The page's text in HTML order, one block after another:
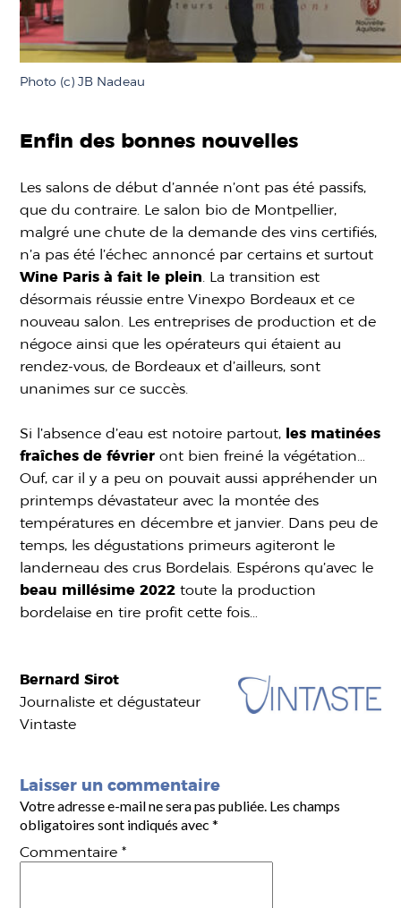
Photo (c) JB Nadeau
Enfin des bonnes nouvelles
Les salons de début d’année n’ont pas été passifs,
que du contraire. Le salon bio de Montpellier,
malgré une chute de la demande des vins certifiés,
n’a pas été l’échec annoncé par certains et surtout
Wine Paris à fait le plein. La transition est
désormais réussie entre Vinexpo Bordeaux et ce
nouveau salon. Les entreprises de production et de
négoce ainsi que les opérateurs qui étaient au
rendez-vous, de Bordeaux et d’ailleurs, sont
unanimes sur ce succès.
Si l’absence d’eau est notoire partout, les matinées
fraîches de février ont bien freiné la végétation…
Ouf, car il y a peu on pouvait aussi appréhender un
printemps dévastateur avec la montée des
températures en décembre et janvier. Dans peu de
temps, les dégustations primeurs agiteront le
landerneau des crus Bordelais. Espérons qu’avec le
beau millésime 2022 toute la production
bordelaise en tire profit cette fois…
Bernard Sirot
Journaliste et dégustateur
Vintaste
Laisser un commentaire
Votre adresse e-mail ne sera pas publiée. Les champs
obligatoires sont indiqués avec*
Commentaire*